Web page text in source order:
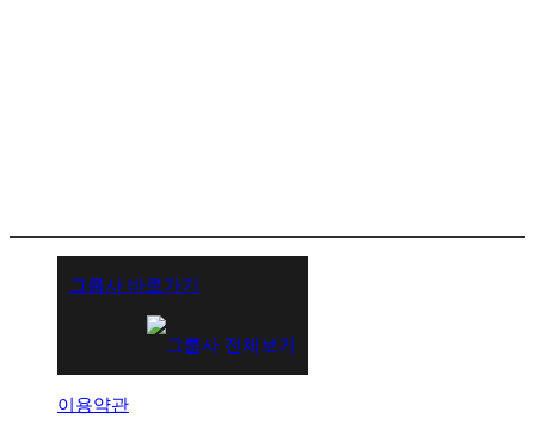
그룹사 바로가기
이용약관